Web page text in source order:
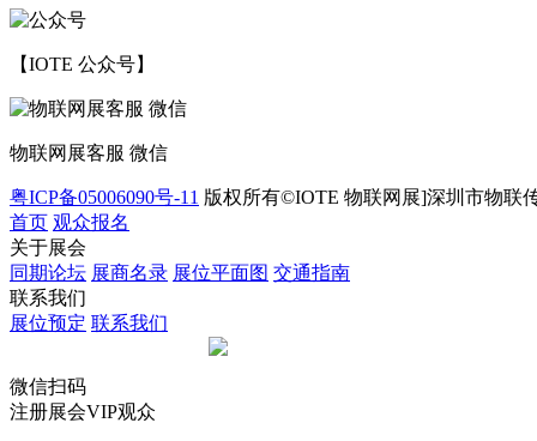
【IOTE 公众号】
物联网展客服 微信
粤ICP备05006090号-11 版权所有©IOTE 物联网展]深圳市物联
首页 观众报名
关于展会
同期论坛 展商名录 展位平面图 交通指南
联系我们
展位预定 联系我们
微信扫码
注册展会VIP观众